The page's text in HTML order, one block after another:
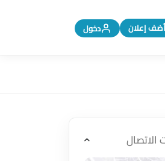
الإنجليزية
أضف إعلان دخول